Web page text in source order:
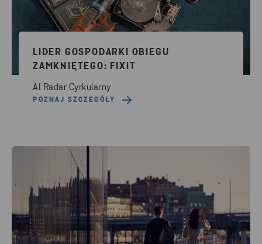
LIDER GOSPODARKI OBIEGU
ZAMKNIĘTEGO: FIXIT
AI Radar Cyrkularny
POZNAJ SZCZEGÓŁY